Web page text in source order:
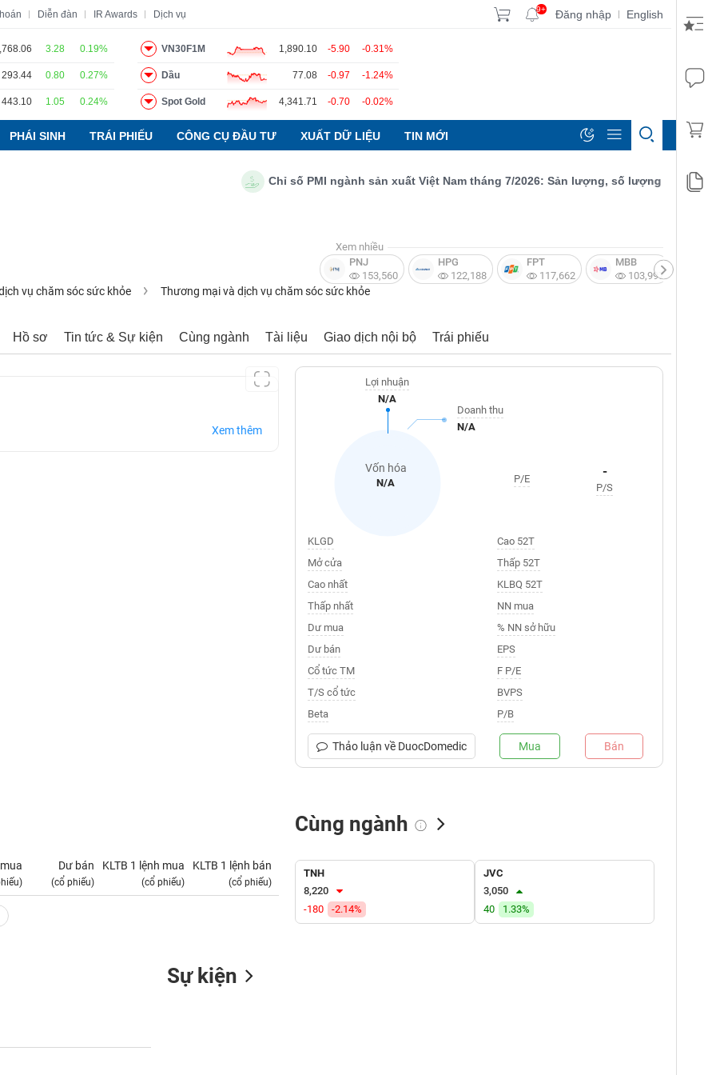
Diễn đàn IR Awards Dịch vụ 9+ Đăng nhập | English
3.28 0.19%
293.44 0.80 0.27%
443.10 1.05 0.24%
VN30F1M 1,890.10 -5.90 -0.31%
Dầu 77.08 -0.97 -1.24%
Spot Gold 4,341.71 -0.70 -0.02%
PHÁI SINH TRÁI PHIẾU CÔNG CỤ ĐẦU TƯ XUẤT DỮ LIỆU TIN MỚI
Chỉ số PMI ngành sản xuất Việt Nam tháng 7/2026: Sản lượng, số lượng đơn đặt
vụ chăm sóc sức khỏe Thương mại và dịch vụ chăm sóc sức khỏe
Xem nhiều
PNJ
153,560
HPG
122,188
FPT
117,662
MBB
103,997
Hồ sơ Tin tức & Sự kiện Cùng ngành Tài liệu Giao dịch nội bộ Trái phiếu
Xem thêm
Vốn hóa
N/A
Lợi nhuận
N/A
Doanh thu
N/A
P/E -
P/S
KLGD
Mở cửa
Cao nhất
Thấp nhất
Dư mua
Dư bán
Cổ tức TM
T/S cổ tức
Beta
Cao 52T
Thấp 52T
KLBQ 52T
NN mua
% NN sở hữu
EPS
F P/E
BVPS
P/B
Thảo luận về DuocDomedic Mua Bán
Dư bán
(cổ phiếu)
KLTB 1 lệnh mua
(cổ phiếu)
KLTB 1 lệnh bán
(cổ phiếu)
Tự doanh mua
Cùng ngành
TNH
8,220
-180
-2.14%
JVC
3,050
40
1.33%
Sự kiện
Báo cáo phân tích Thuật ngữ